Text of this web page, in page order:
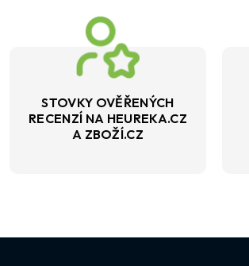
STOVKY OVĚŘENÝCH
RECENZÍ NA HEUREKA.CZ
A ZBOŽÍ.CZ